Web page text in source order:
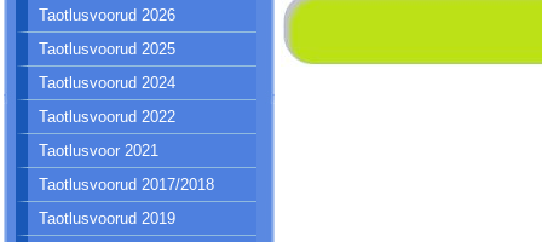
Taotlusvoorud 2026
Taotlusvoorud 2025
Taotlusvoorud 2024
Taotlusvoorud 2022
Taotlusvoor 2021
Taotlusvoorud 2017/2018
Taotlusvoorud 2019